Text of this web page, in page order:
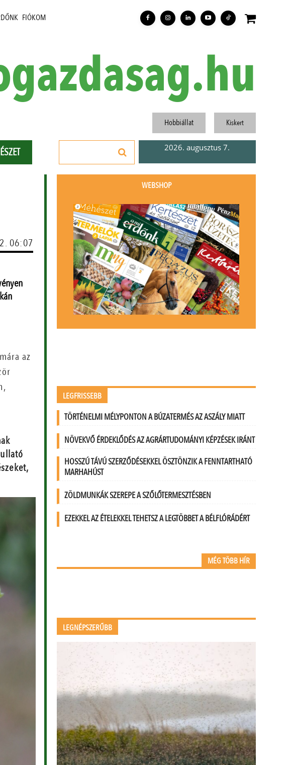
FIÓKOM
Hobbiállat Kiskert
2026. augusztus 7.
06:07
mára az
WEBSHOP
LEGFRISSEBB
TÖRTÉNELMI MÉLYPONTON A BÚZATERMÉS AZ ASZÁLY MIATT
NÖVEKVŐ ÉRDEKLŐDÉS AZ AGRÁRTUDOMÁNYI KÉPZÉSEK IRÁNT
HOSSZÚ TÁVÚ SZERZŐDÉSEKKEL ÖSZTÖNZIK A FENNTARTHATÓ
MARHAHÚST
ZÖLDMUNKÁK SZEREPE A SZŐLŐTERMESZTÉSBEN
EZEKKEL AZ ÉTELEKKEL TEHETSZ A LEGTÖBBET A BÉLFLÓRÁDÉRT
MÉG TÖBB HÍR
LEGNÉPSZERŰBB